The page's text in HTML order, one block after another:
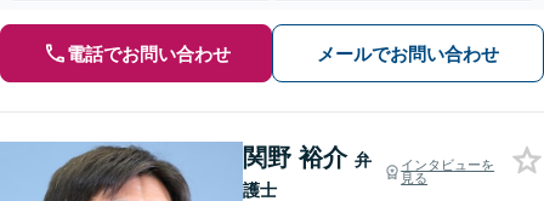
電話でお問い合わせ メールでお問い合わせ
関野 裕介 弁
護士
インタビューを
見る